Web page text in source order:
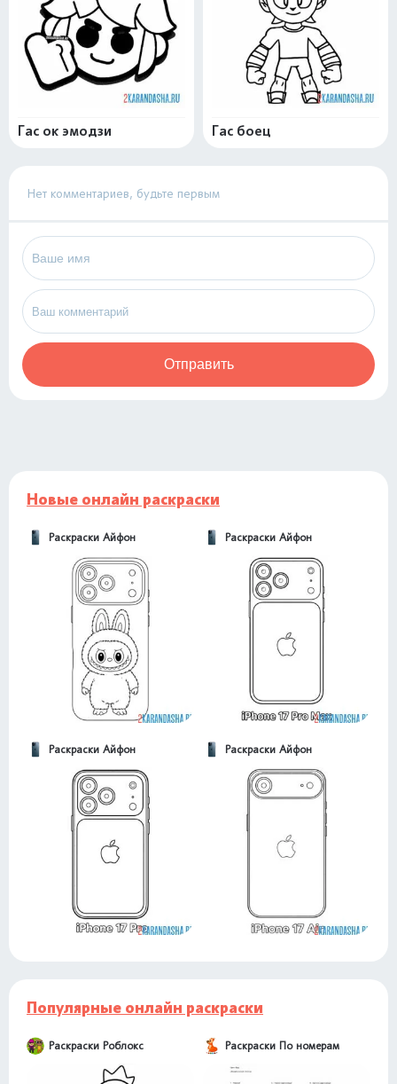
Гас ок эмодзи Гас боец
Нет комментариев, будьте первым
Отправить
Новые онлайн раскраски
Раскраски Айфон Раскраски Айфон
Раскраски Айфон Раскраски Айфон
Популярные онлайн раскраски
Раскраски Роблокс Раскраски По номерам